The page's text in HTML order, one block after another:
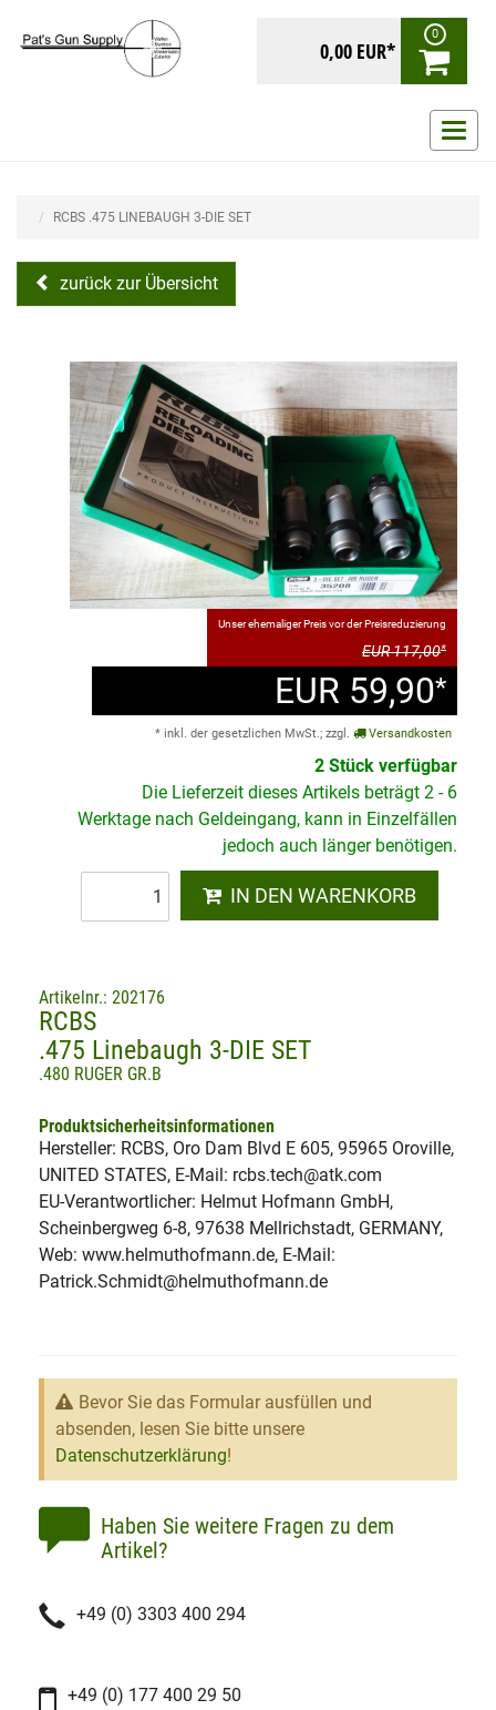
0,00 EUR*
0
ein-/
RCBS .475 LINEBAUGH 3-DIE SET
zurück zur Übersicht
Unser ehemaliger Preis vor der Preisreduzierung
EUR 117,00*
EUR 59,90*
* inkl. der gesetzlichen MwSt.; zzgl. Versandkosten
2 Stück verfügbar
Die Lieferzeit dieses Artikels beträgt 2 - 6
Werktage nach Geldeingang, kann in Einzelfällen
jedoch auch länger benötigen.
IN DEN WARENKORB
Artikelnr.: 202176
RCBS
.475 Linebaugh 3-DIE SET
.480 RUGER GR.B
Produktsicherheitsinformationen
Hersteller: RCBS, Oro Dam Blvd E 605, 95965 Oroville,
UNITED STATES, E-Mail: rcbs.tech@atk.com
EU-Verantwortlicher: Helmut Hofmann GmbH,
Scheinbergweg 6-8, 97638 Mellrichstadt, GERMANY,
Web: www.helmuthofmann.de, E-Mail:
Patrick.Schmidt@helmuthofmann.de
Bevor Sie das Formular ausfüllen und
absenden, lesen Sie bitte unsere
Datenschutzerklärung!
Haben Sie weitere Fragen zu dem
Artikel?
+49 (0) 3303 400 294
+49 (0) 177 400 29 50